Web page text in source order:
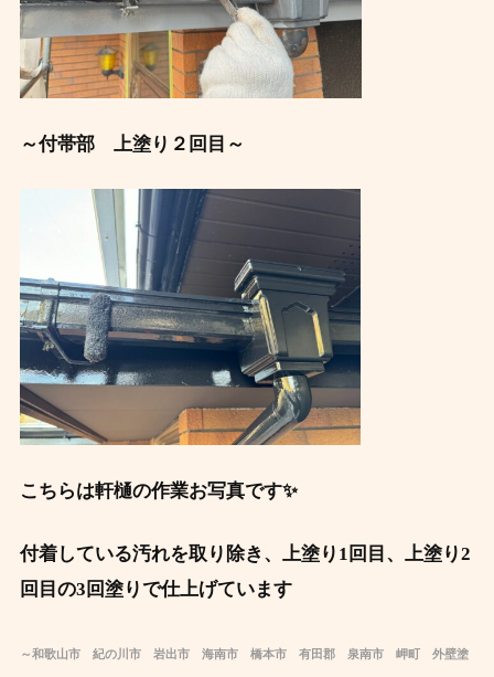
～付帯部 上塗り２回目～
こちらは軒樋の作業お写真です✨
付着している汚れを取り除き、上塗り1回目、上塗り2
回目の3回塗りで仕上げています
～和歌山市 紀の川市 岩出市 海南市 橋本市 有田郡 泉南市 岬町 外壁塗